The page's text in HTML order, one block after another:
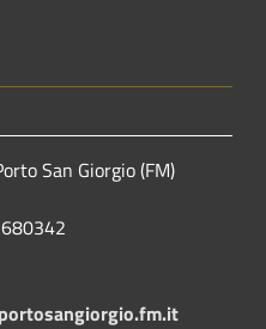
San Giorgio (FM)
680342